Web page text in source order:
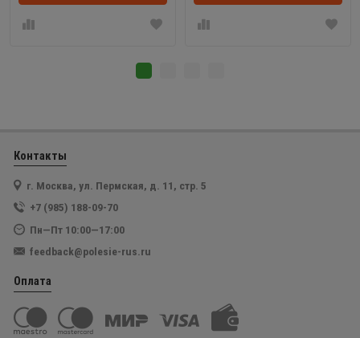
Контакты
г. Москва, ул. Пермская, д. 11, стр. 5
+7 (985) 188-09-70
Пн—Пт 10:00—17:00
feedback@polesie-rus.ru
Оплата